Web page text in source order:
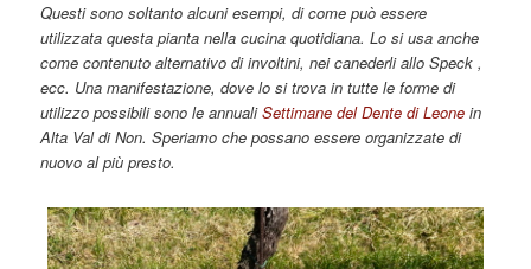
Questi sono soltanto alcuni esempi, di come può essere
utilizzata questa pianta nella cucina quotidiana. Lo si usa anche
come contenuto alternativo di involtini, nei canederli allo Speck ,
ecc. Una manifestazione, dove lo si trova in tutte le forme di
utilizzo possibili sono le annualiSettimane del Dente di Leone in
Alta Val di Non. Speriamo che possano essere organizzate di
nuovo al più presto.